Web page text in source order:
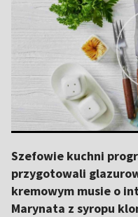
Szefowie kuchni
przygotowali
kremowym musie o
Marynata z syropu